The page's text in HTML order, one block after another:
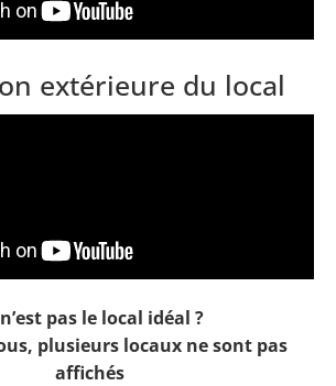
extérieure du local
pas le local idéal ?
plusieurs locaux ne sont pas
affichés